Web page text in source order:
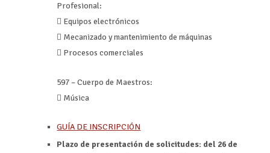
Profesional:
 Equipos electrónicos
 Mecanizado y mantenimiento de máquinas
 Procesos comerciales
597 – Cuerpo de Maestros:
 Música
GUÍA DE INSCRIPCIÓN
Plazo de presentación de solicitudes: del 26 de